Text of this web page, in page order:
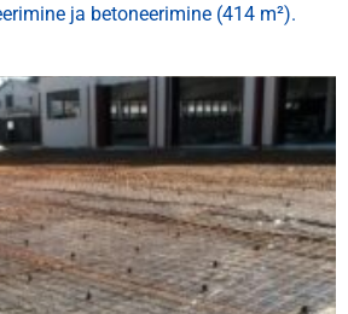
ja betoneerimine (414 m²).